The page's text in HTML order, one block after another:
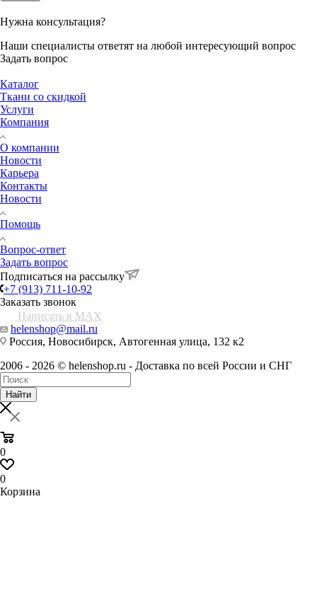
Нужна консультация?
Наши специалисты ответят на любой интересующий вопрос
Задать вопрос
Каталог
Ткани со скидкой
Услуги
Компания
О компании
Новости
Карьера
Контакты
Новости
Помощь
Вопрос-ответ
Задать вопрос
Подписаться на рассылку
+7 (913) 711-10-92
Заказать звонок
Написать в MAX
helenshop@mail.ru
Россия, Новосибирск, Автогенная улица, 132 к2
2006 - 2026 © helenshop.ru - Доставка по всей России и СНГ
Найти
0
0
Корзина